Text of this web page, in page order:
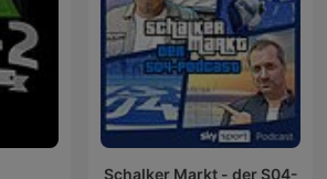
Schalker Markt - der S04-